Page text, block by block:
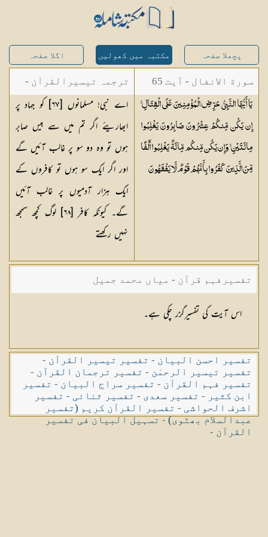
پچھلا صفحہ مکتبہ میں کھولیں اگلا صفحہ
سورة الانفال - آیت 65
يَا أَيُّهَا النَّبِيُّ حَرِّضِ الْمُؤْمِنِينَ عَلَى الْقِتَالِ ۚ
إِن يَكُن مِّنكُمْ عِشْرُونَ صَابِرُونَ يَغْلِبُوا
مِائَتَيْنِ ۚ وَإِن يَكُن مِّنكُم مِّائَةٌ يَغْلِبُوا أَلْفًا
مِّنَ الَّذِينَ كَفَرُوا بِأَنَّهُمْ قَوْمٌ لَّايَفْقَهُونَ
ترجمہ تیسیرالقرآن -
مولانا عبد الرحمن
کیلانی
اے نبی! مسلمانوں [٦٧] کو جہاد پر
ابھاریئے اگر تم میں سے بیس صابر
ہوں تو وہ دو سو پر غالب آئیں گے
اور اگر ایک سو ہوں تو کافروں کے
ایک ہزار آدمیوں پر غالب آئیں
گے۔ کیونکہ کافر [٦٨] لوگ کچھ سمجھ
نہیں رکھتے
تفسیرفہم قرآن - میاں محمد جمیل
اس آیت کی تفسیرگزر چکی ہے۔
تفسیر احسن البیان - تفسیر تیسیر القرآن -
تفسیر تیسیر الرحمٰن - تفسیر ترجمان القرآن -
تفسیر فہم القرآن - تفسیر سراج البیان - تفسیر
ابن کثیر - تفسیر سعدی - تفسیر ثنائی - تفسیر
اشرف الحواشی - تفسیر القرآن کریم (تفسیر
عبدالسلام بھٹوی)-تسہیل البیان فی تفسیر
القرآن -